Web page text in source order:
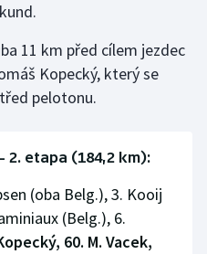
11 km před cílem jezdec
Kopecký, který se
pelotonu.
2. etapa (184,2 km):
(oba Belg.), 3. Kooij
(Belg.), 6.
60. M. Vacek,